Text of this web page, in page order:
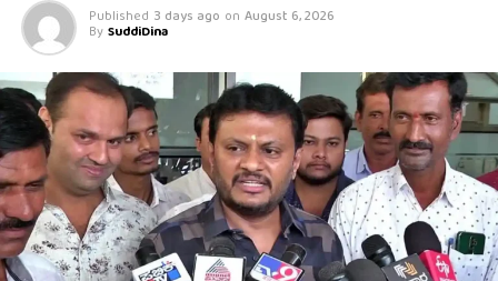
Published 3 days ago on August 6, 2026
By SuddiDina